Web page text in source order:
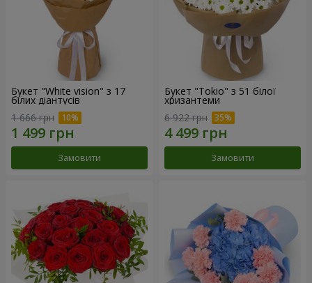
Букет "White vision" з 17
білих діантусів
1 666 грн
Замовити
Букет "Tokio" з 51 білої
хризантеми
6 922 грн
Замовити